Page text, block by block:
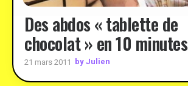
Des abdos « tablette de
chocolat » en 10 minutes
21 mars 2011 by Julien